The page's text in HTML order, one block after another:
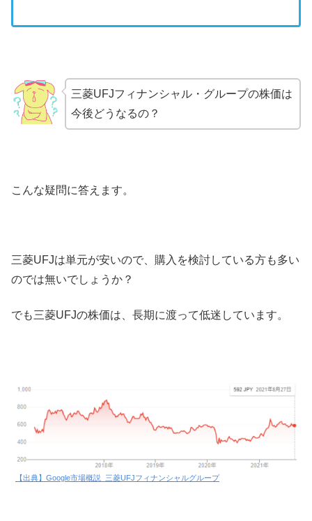
三菱UFJフィナンシャル・グループの株価は
今後どうなるの？
こんな疑問に答えます。
三菱UFJは単元が安いので、購入を検討している方も多い
のでは無いでしょうか？
でも三菱UFJの株価は、長期に渡って低迷しています。
【出典】Google市場概説_三菱UFJフィナンシャルグループ